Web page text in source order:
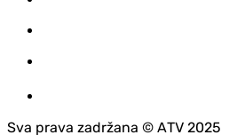
Sva prava zadržana © АTV 2025